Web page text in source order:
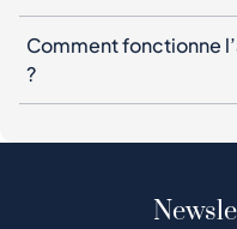
Comment fonctionne
?